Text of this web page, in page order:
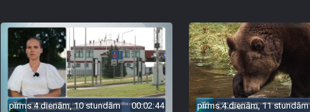
pirms 4 dienām, 10 stundām 00:02:44 pirms 4 dienām, 11 stundām